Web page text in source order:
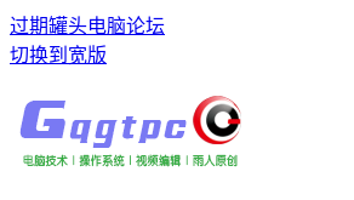
过期罐头电脑论坛
切换到宽版